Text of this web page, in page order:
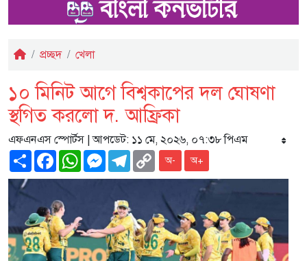
প্রচ্ছদ খেলা
১০ মিনিট আগে বিশ্বকাপের দল ঘোষণা
স্থগিত করলো দ. আফ্রিকা
এফএনএস স্পোর্টস | আপডেট: ১১ মে, ২০২৬, ০৭:৩৮ পিএম
ShareFacebookWhatsAppMessenger
Telegram
Copy
Link
অ- অ+